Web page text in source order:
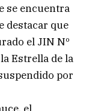
se encuentra
destacar que
el JIN Nº
Estrella de la
por